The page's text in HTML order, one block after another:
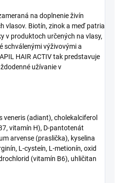
na doplnenie živín
vlasov. Biotín, zinok a meď patria
v produktoch určených na vlasy,
schválenými výživovými a
HAIR ACTIV tak predstavuje
užívanie v
(adiant), cholekalciferol
vitamín H), D-pantotenát
arvense (praslička), kyselina
L-cysteín, L-metionín, oxid
(vitamín B6), uhličitan